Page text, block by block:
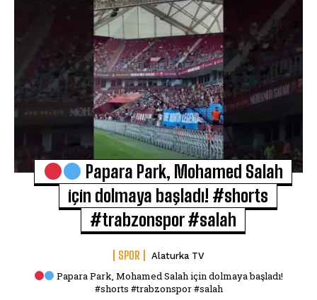
Papara Park, Mohamed Salah
için dolmaya başladı! #shorts
#trabzonspor #salah
SPOR Alaturka TV
Papara Park, Mohamed Salah için dolmaya başladı!
#shorts #trabzonspor #salah